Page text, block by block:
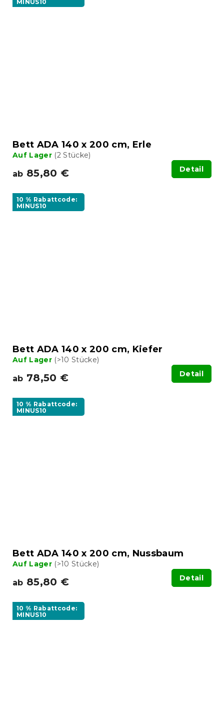
MINUS10
Bett ADA 140 x 200 cm, Erle
Auf Lager (2 Stücke)
ab 85,80 € Detail
10 % Rabattcode:
MINUS10
Bett ADA 140 x 200 cm, Kiefer
Auf Lager (>10 Stücke)
ab 78,50 € Detail
10 % Rabattcode:
MINUS10
Bett ADA 140 x 200 cm, Nussbaum
Auf Lager (>10 Stücke)
ab 85,80 € Detail
10 % Rabattcode:
MINUS10